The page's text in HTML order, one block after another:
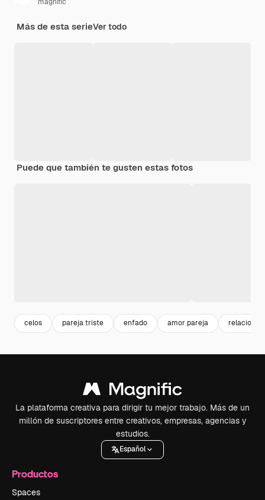
Más de esta serieVer todo
Puede que también te gusten estas fotos
celos pareja triste enfado amor pareja relaciones
La plataforma creativa para dirigir tu mejor trabajo. Más de un
millón de suscriptores entre creativos, empresas, agencias y
estudios.
Español
Productos
Spaces